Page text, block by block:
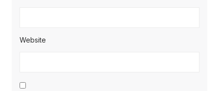
Website